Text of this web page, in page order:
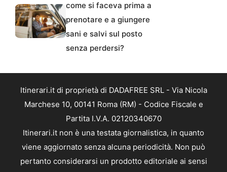
come si faceva prima a
prenotare e a giungere
sani e salvi sul posto
senza perdersi?
Itinerari.it di proprietà di DADAFREE SRL - Via Nicola
Marchese 10, 00141 Roma (RM) - Codice Fiscale e
Partita I.V.A. 02120340670
Itinerari.it non è una testata giornalistica, in quanto
viene aggiornato senza alcuna periodicità. Non può
pertanto considerarsi un prodotto editoriale ai sensi